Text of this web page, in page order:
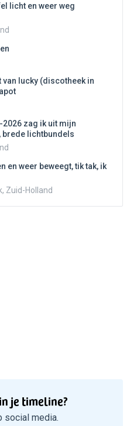
licht en weer weg
van lucky (discotheek in
2026 zag ik uit mijn
brede lichtbundels
en weer beweegt, tik tak, ik
Zuid-Holland
je timeline?
social media.